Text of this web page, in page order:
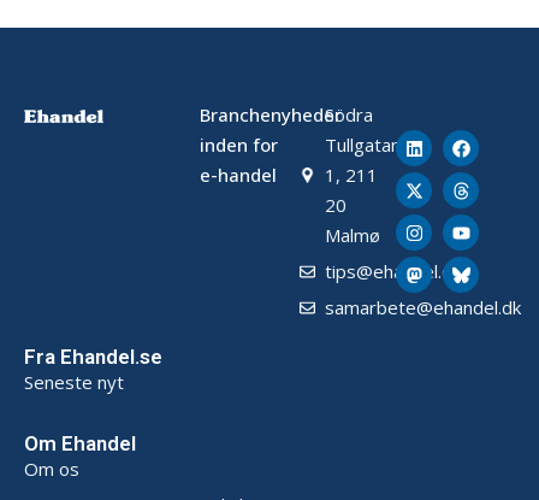
Branchenyheder
inden for
e-handel
Södra
Tullgatan
1, 211
20
Malmø
tips@ehandel.dk
samarbete@ehandel.dk
Fra Ehandel.se
Seneste nyt
Om Ehandel
Om os